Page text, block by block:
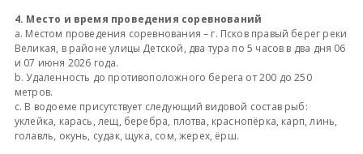
4. Место и время проведения соревнований
a. Местом проведения соревнования – г. Псков правый берег реки
Великая, в районе улицы Детской, два тура по 5 часов в два дня 06
и 07 июня 2026 года.
b. Удаленность до противоположного берега от 200 до 250
метров.
c. В водоеме присутствует следующий видовой состав рыб:
уклейка, карась, лещ, беребра, плотва, краснопёрка, карп, линь,
голавль, окунь, судак, щука, сом, жерех, ёрш.